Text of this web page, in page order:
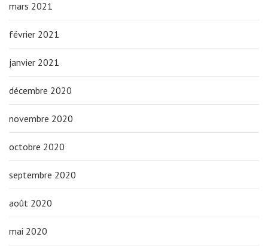
mars 2021
février 2021
janvier 2021
décembre 2020
novembre 2020
octobre 2020
septembre 2020
août 2020
mai 2020